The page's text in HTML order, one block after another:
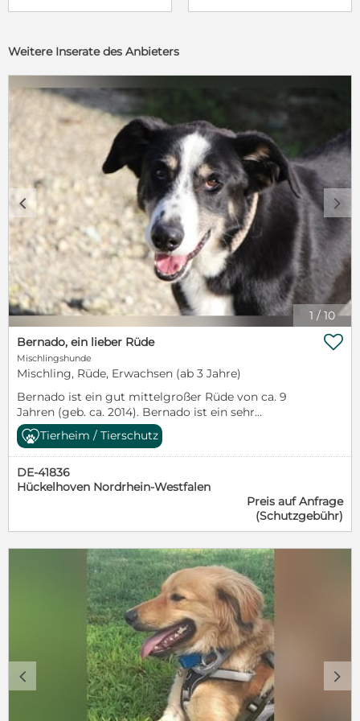
Weitere Inserate des Anbieters
1 / 10
c d
Bernado, ein lieber Rüde
Mischlingshunde
Mischling, Rüde, Erwachsen (ab 3 Jahre)
Bernado ist ein gut mittelgroßer Rüde von ca. 9
Jahren (geb. ca. 2014). Bernado ist ein sehr
menschenbezogener und sozialverträglicher Junge.
Er liebt Kuscheleinheiten und liebt es zu spielen.
Bernado ist ein unkomplizierter und lieber Rüde, der
endlich ein eigenes Zuhause verdient. Ältere Hunde
werden von uns unterstützt, bitte sprechen Sie uns
https://www.dogfriendsportugal.de/adoptionsablauf/
Sollten Sie keine Möglichkeit haben die
Selbstauskunft zu verarbeiten, sprechen Sie uns bitte
an. Erstkontakt: 01520 - 6106363 Email:
info@dogfriendsportugal.de Homepage:
www.dogfriendsportugal.de

Tierheim / Tierschutz
DE-41836
Hückelhoven Nordrhein-Westfalen
Preis auf Anfrage
(Schutzgebühr)
c d